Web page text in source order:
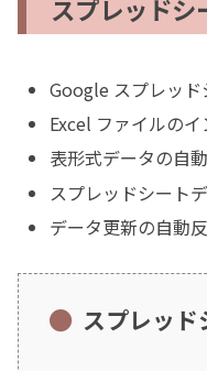
スプレッドシ
Google スプレッ
Excel ファイルの
表形式データの自
スプレッドシート
データ更新の自動
スプレッ